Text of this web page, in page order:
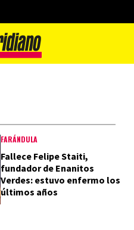
FARÁNDULA
Fallece Felipe Staiti,
fundador de Enanitos
Verdes: estuvo enfermo los
últimos años